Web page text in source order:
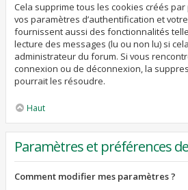
Cela supprime tous les cookies créés
vos paramètres d’authentification et
fournissent aussi des fonctionnalités
lecture des messages (lu ou non lu) si
administrateur du forum. Si vous
connexion ou de déconnexion, la
pourrait les résoudre.
Haut
Paramètres et préférences
Comment modifier mes paramètres ?